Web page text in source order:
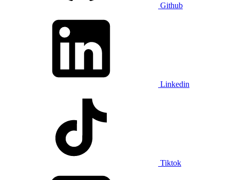
Github
Linkedin
Tiktok